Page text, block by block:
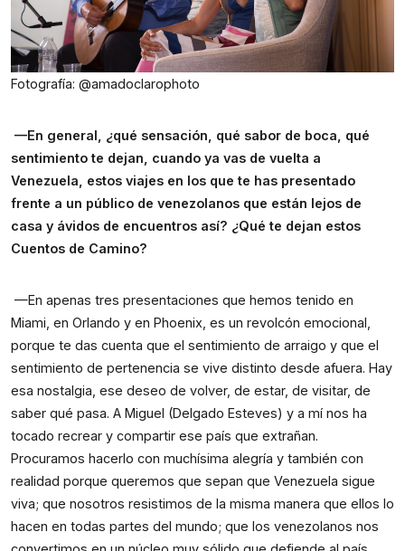
Fotografía: @amadoclarophoto
—En general, ¿qué sensación, qué sabor de boca, qué
sentimiento te dejan, cuando ya vas de vuelta a
Venezuela, estos viajes en los que te has presentado
frente a un público de venezolanos que están lejos de
casa y ávidos de encuentros así? ¿Qué te dejan estos
Cuentos de Camino?
—En apenas tres presentaciones que hemos tenido en
Miami, en Orlando y en Phoenix, es un revolcón emocional,
porque te das cuenta que el sentimiento de arraigo y que el
sentimiento de pertenencia se vive distinto desde afuera. Hay
esa nostalgia, ese deseo de volver, de estar, de visitar, de
saber qué pasa. A Miguel (Delgado Esteves) y a mí nos ha
tocado recrear y compartir ese país que extrañan.
Procuramos hacerlo con muchísima alegría y también con
realidad porque queremos que sepan que Venezuela sigue
viva; que nosotros resistimos de la misma manera que ellos lo
hacen en todas partes del mundo; que los venezolanos nos